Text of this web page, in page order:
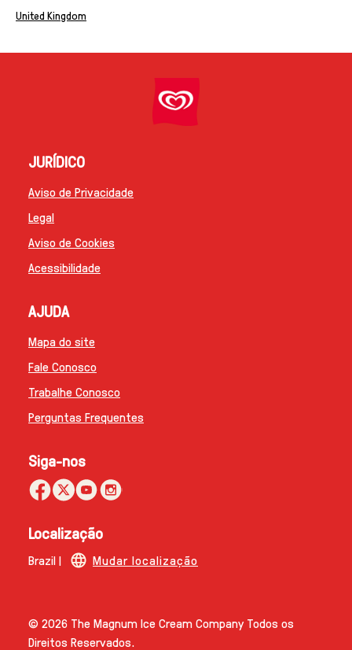
United Kingdom
JURÍDICO
Aviso de Privacidade
Legal
Aviso de Cookies
Acessibilidade
AJUDA
Mapa do site
Fale Conosco
Trabalhe Conosco
Perguntas Frequentes
Siga-nos
Localização
Brazil | Mudar localização
© 2026 The Magnum Ice Cream Company Todos os
Direitos Reservados.